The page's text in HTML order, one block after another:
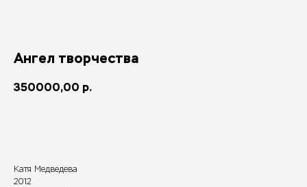
Ангел творчества
350000,00 р.
Катя Медведева
2012